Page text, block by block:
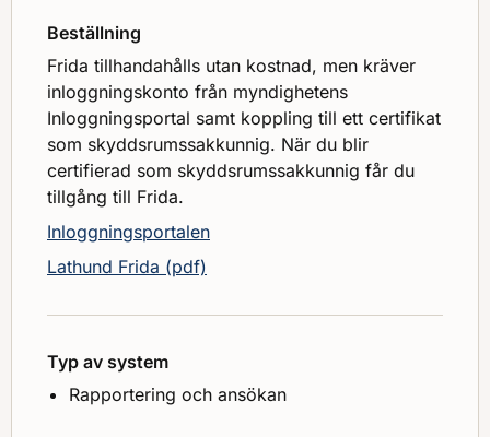
Beställning
Frida tillhandahålls utan kostnad, men kräver
inloggningskonto från myndighetens
Inloggningsportal samt koppling till ett certifikat
som skyddsrumssakkunnig. När du blir
certifierad som skyddsrumssakkunnig får du
tillgång till Frida.
Inloggningsportalen
Lathund Frida (pdf)
Typ av system
Rapportering och ansökan